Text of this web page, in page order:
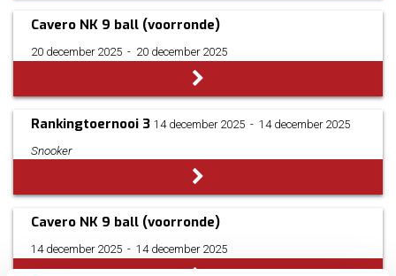
Cavero NK 9 ball (voorronde)
20 december 2025 ­ - ­ 20 december 2025
Rankingtoernooi 3 14 december 2025 ­ - ­ 14 december 2025
Snooker
Cavero NK 9 ball (voorronde)
14 december 2025 ­ - ­ 14 december 2025